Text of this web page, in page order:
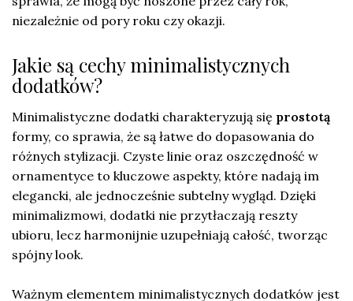
niezależnie od pory roku czy okazji.
Jakie są cechy minimalistycznych
dodatków?
Minimalistyczne dodatki charakteryzują się prostotą
formy, co sprawia, że są łatwe do dopasowania do
różnych stylizacji. Czyste linie oraz oszczędność w
ornamentyce to kluczowe aspekty, które nadają im
elegancki, ale jednocześnie subtelny wygląd. Dzięki
minimalizmowi, dodatki nie przytłaczają reszty
ubioru, lecz harmonijnie uzupełniają całość, tworząc
spójny look.
Ważnym elementem minimalistycznych dodatków jest